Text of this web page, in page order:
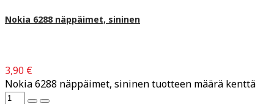
Nokia 6288 näppäimet, sininen
3,90 €
Nokia 6288 näppäimet, sininen tuotteen määrä kenttä